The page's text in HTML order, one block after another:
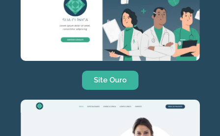
Site Ouro